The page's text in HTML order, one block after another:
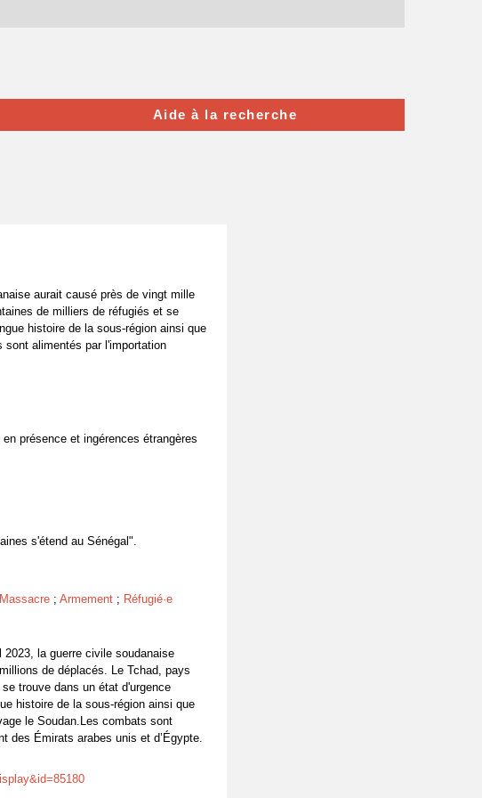
aurait causé près de vingt mille
de milliers de réfugiés et se
histoire de la sous-région ainsi que
sont alimentés par l'importation
présence et ingérences étrangères
s'étend au Sénégal".
Massacre ; Armement ; Réfugié·e
la guerre civile soudanaise
de déplacés. Le Tchad, pays
trouve dans un état d'urgence
histoire de la sous-région ainsi que
le Soudan.Les combats sont
des Émirats arabes unis et d’Égypte.
Aide à la recherche